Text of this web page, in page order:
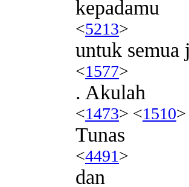
kepadamu
<5213>
untuk semua
<1577>
. Akulah
<1473> <1510>
Tunas
<4491>
dan